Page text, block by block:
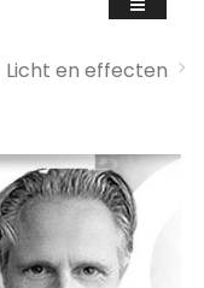
Licht en effecten